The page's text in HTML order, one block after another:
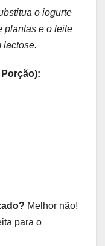
o iogurte
plantas e o leite
lactose.
Melhor não!
para o